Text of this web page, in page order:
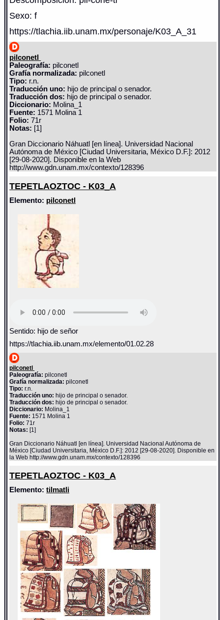
Sexo: f
https://tlachia.iib.unam.mx/personaje/K03_A_31
pilconetl
Paleografía: pilconetl
Grafía normalizada: pilconetl
Tipo: r.n.
Traducción uno: hijo de principal o senador.
Traducción dos: hijo de principal o senador.
Diccionario: Molina_1
Fuente: 1571 Molina 1
Folio: 71r
Notas: [1]
Gran Diccionario Náhuatl [en línea]. Universidad Nacional
Autónoma de México [Ciudad Universitaria, México D.F.]: 2012
[29-08-2020]. Disponible en la Web
http://www.gdn.unam.mx/contexto/128396
TEPETLAOZTOC - K03_A
Elemento: pilconetl
Sentido: hijo de señor
https://tlachia.iib.unam.mx/elemento/01.02.28
pilconetl
Paleografía: pilconetl
Grafía normalizada: pilconetl
Tipo: r.n.
Traducción uno: hijo de principal o senador.
Traducción dos: hijo de principal o senador.
Diccionario: Molina_1
Fuente: 1571 Molina 1
Folio: 71r
Notas: [1]
Gran Diccionario Náhuatl [en línea]. Universidad Nacional Autónoma de
México [Ciudad Universitaria, México D.F.]: 2012 [29-08-2020]. Disponible en
la Web http://www.gdn.unam.mx/contexto/128396
TEPETLAOZTOC - K03_A
Elemento:tilmatli